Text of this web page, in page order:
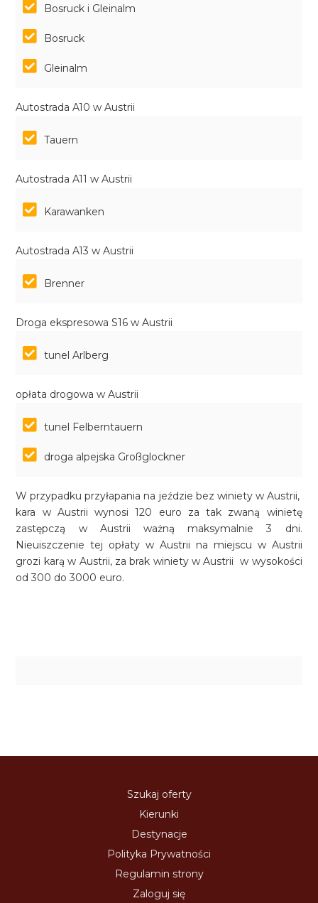
Bosruck i Gleinalm
Bosruck
Gleinalm
Autostrada A10 w Austrii
Tauern
Autostrada A11 w Austrii
Karawanken
Autostrada A13 w Austrii
Brenner
Droga ekspresowa S16 w Austrii
tunel Arlberg
opłata drogowa w Austrii
tunel Felberntauern
droga alpejska Großglockner
W przypadku przyłapania na jeździe bez winiety w Austrii,
kara w Austrii wynosi 120 euro za tak zwaną winietę
zastępczą w Austrii ważną maksymalnie 3 dni.
Nieuiszczenie tej opłaty w Austrii na miejscu w Austrii
grozi karą w Austrii, za brak winiety w Austrii w wysokości
od 300 do 3000 euro.
Szukaj oferty
Kierunki
Destynacje
Polityka Prywatności
Regulamin strony
Zaloguj się